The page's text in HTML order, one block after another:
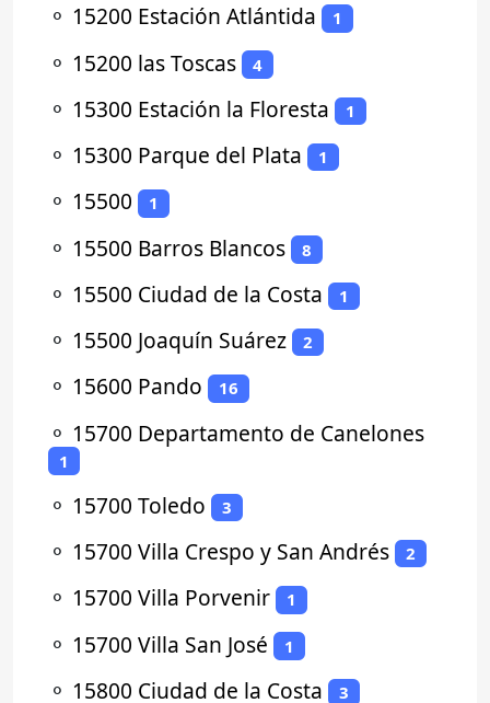
⚬ 15200 Estación Atlántida 1
⚬ 15200 las Toscas 4
⚬ 15300 Estación la Floresta 1
⚬ 15300 Parque del Plata 1
⚬ 15500 1
⚬ 15500 Barros Blancos 8
⚬ 15500 Ciudad de la Costa 1
⚬ 15500 Joaquín Suárez 2
⚬ 15600 Pando 16
⚬ 15700 Departamento de Canelones
1
⚬ 15700 Toledo 3
⚬ 15700 Villa Crespo y San Andrés 2
⚬ 15700 Villa Porvenir 1
⚬ 15700 Villa San José 1
⚬ 15800 Ciudad de la Costa 3